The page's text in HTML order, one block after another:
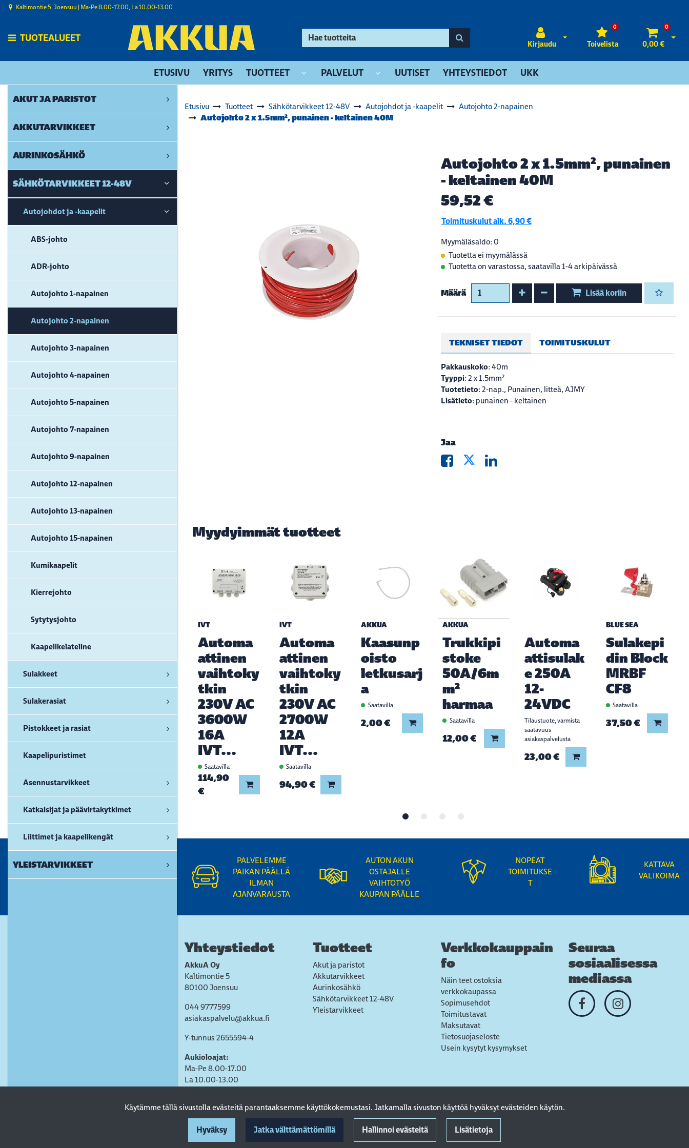
Käytämme tällä sivustolla evästeitä parantaaksemme käyttökokemustasi. Jatkamalla sivuston käyttöä hyväksyt evästeiden käytön.
Hyväksy Jatka välttämättömillä Hallinnoi evästeitä Lisätietoja
Siirry pääsisältöön
Kaltimontie 5, Joensuu | ​Ma-Pe 8.00-17.00, La 10.00-13.00
TUOTEALUEET
Kirjaudu
Avaa kirjautuminen
Toivelista
0 0
0,00 €
ETUSIVU YRITYS TUOTTEET PALVELUT UUTISET YHTEYSTIEDOT UKK
AKUT JA PARISTOT
AKKUTARVIKKEET
AURINKOSÄHKÖ
SÄHKÖTARVIKKEET 12-48V
Autojohdot ja -kaapelit
ABS-johto
ADR-johto
Autojohto 1-napainen
Autojohto 2-napainen
Autojohto 3-napainen
Autojohto 4-napainen
Autojohto 5-napainen
Autojohto 7-napainen
Autojohto 9-napainen
Autojohto 12-napainen
Autojohto 13-napainen
Autojohto 15-napainen
Kumikaapelit
Kierrejohto
Sytytysjohto
Kaapelikelateline
Sulakkeet
Sulakerasiat
Pistokkeet ja rasiat
Kaapelipuristimet
Asennustarvikkeet
Katkaisijat ja päävirtakytkimet
Liittimet ja kaapelikengät
YLEISTARVIKKEET
Etusivu Tuotteet Sähkötarvikkeet 12-48V Autojohdot ja -kaapelit Autojohto 2-napainen
Autojohto 2 x 1.5mm², punainen - keltainen 40M
Autojohto 2 x 1.5mm², punainen
- keltainen 40M
59,52 €
Toimituskulut alk. 6,90 €
Myymäläsaldo: 0
Tuotetta ei myymälässä
Tuotetta on varastossa, saatavilla 1-4 arkipäivässä
Määrä Kasvata määrää
Vähennä määrääLisää koriin
TEKNISET TIEDOT TOIMITUSKULUT
Pakkauskoko: 40m
Tyyppi: 2 x 1.5mm²
Tuotetieto: 2-nap., Punainen, litteä, AJMY
Lisätieto: punainen - keltainen
Jaa
Myydyimmät tuotteet
IVT
Automa
attinen
vaihtoky
tkin
230V AC
3600W
16A
IVT...
Saatavilla
114,90
€
Lisää koriin
IVT
Automa
attinen
vaihtoky
tkin
230V AC
2700W
12A
IVT...
Saatavilla
94,90 € Lisää koriin
AKKUA
Kaasunp
oisto
letkusarj
a
Saatavilla
2,00 € Lisää koriin
AKKUA
Trukkipi
stoke
50A/6m
m²
harmaa
Saatavilla
12,00 € Lisää koriin
Automa
attisulak
e 250A
12-
24VDC
Tilaustuote, varmista
saatavuus
asiakaspalvelusta
23,00 € Lisää koriin
BLUE SEA
Sulakepi
din Block
MRBF
CF8
Saatavilla
37,50 € Lisää
PALVELEMME
PAIKAN PÄÄLLÄ
ILMAN
AJANVARAUSTA
AUTON AKUN
OSTAJALLE
VAIHTOTYÖ
KAUPAN PÄÄLLE
NOPEAT
TOIMITUKSE
T
KATTAVA
VALIKOIMA
Yhteystiedot
AkkuA Oy
Kaltimontie 5
80100 Joensuu
044 9777599
asiakaspalvelu@akkua.fi
Y-tunnus 2655594-4
Aukioloajat:
Ma-Pe 8.00-17.00
La 10.00-13.00
Tuotteet
Akut ja paristot
Akkutarvikkeet
Aurinkosähkö
Sähkötarvikkeet 12-48V
Yleistarvikkeet
Verkkokauppain
fo
Näin teet ostoksia
verkkokaupassa
Sopimusehdot
Toimitustavat
Maksutavat
Tietosuojaseloste
Usein kysytyt kysymykset
Seuraa
sosiaalisessa
mediassa